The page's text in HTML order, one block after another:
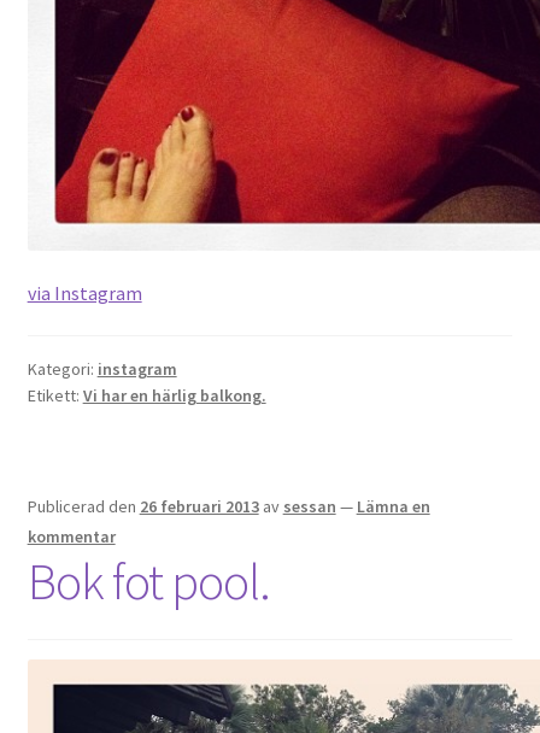
via Instagram
Kategori: instagram
Etikett: Vi har en härlig balkong.
Publicerad den 26 februari 2013 av sessan — Lämna en
kommentar
Bok fot pool.